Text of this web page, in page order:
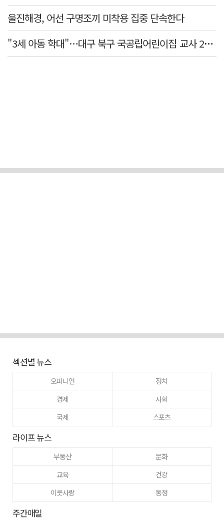
울진해경, 어선 구명조끼 미착용 집중 단속한다
"3세 아동 학대"…대구 북구 국공립어린이집 교사 2명 검찰 송치
섹션별 뉴스
오피니언
정치
경제
사회
국제
스포츠
라이프 뉴스
부동산
문화
교육
건강
이웃사랑
동정
주간매일